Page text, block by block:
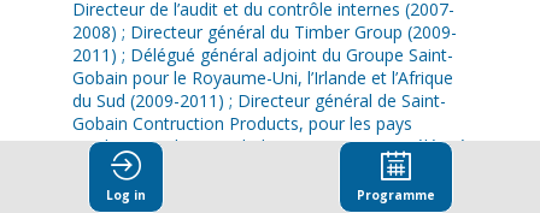
Directeur de l’audit et du contrôle internes (2007-
2008) ; Directeur général du Timber Group (2009-
2011) ; Délégué général adjoint du Groupe Saint-
Gobain pour le Royaume-Uni, l’Irlande et l’Afrique
du Sud (2009-2011) ; Directeur général de Saint-
Gobain Contruction Products, pour les pays
nordiques et les pays baltes (2011-2018) ; Délégué
Général du Groupe Saint-Gobain pour les régions
nordique et baltique (2012-2019) ;
Log in Programme